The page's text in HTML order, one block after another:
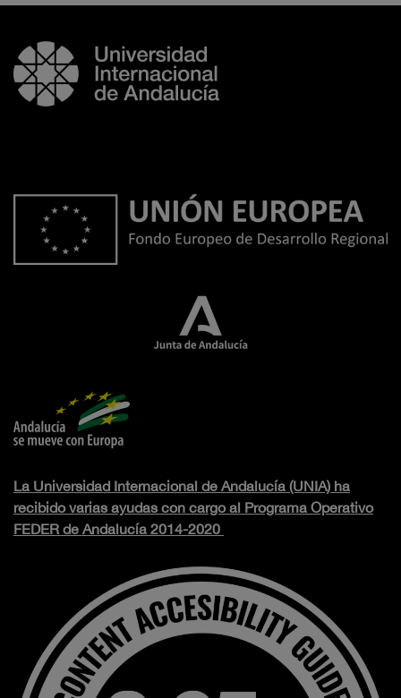
La Universidad Internacional de Andalucía (UNIA) ha
recibido varias ayudas con cargo al Programa Operativo
FEDER de Andalucía 2014-2020